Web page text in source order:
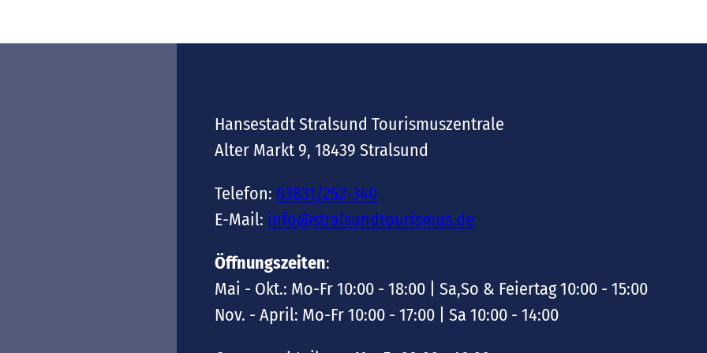
Hansestadt Stralsund Tourismuszentrale
Alter Markt 9, 18439 Stralsund
Telefon: 03831/252-340
E-Mail: info@stralsundtourismus.de
Öffnungszeiten:
Mai - Okt.: Mo-Fr 10:00 - 18:00 | Sa,So & Feiertag 10:00 - 15:00
Nov. - April: Mo-Fr 10:00 - 17:00 | Sa 10:00 - 14:00